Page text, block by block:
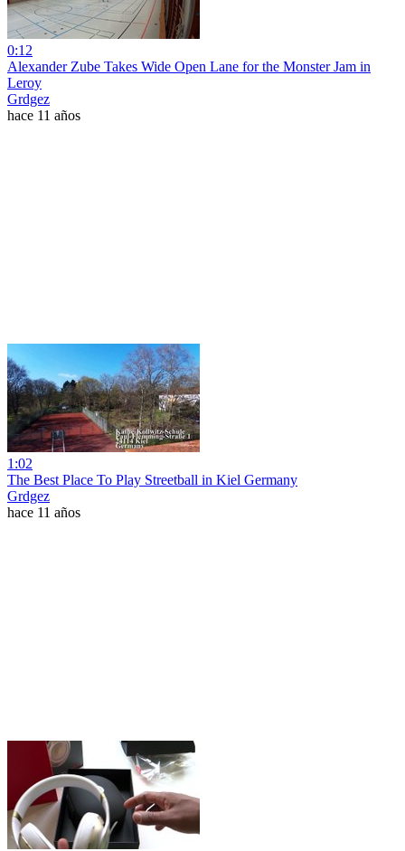
0:12
Alexander Zube Takes Wide Open Lane for the Monster Jam in
Leroy
Grdgez
hace 11 años
1:02
The Best Place To Play Streetball in Kiel Germany
Grdgez
hace 11 años